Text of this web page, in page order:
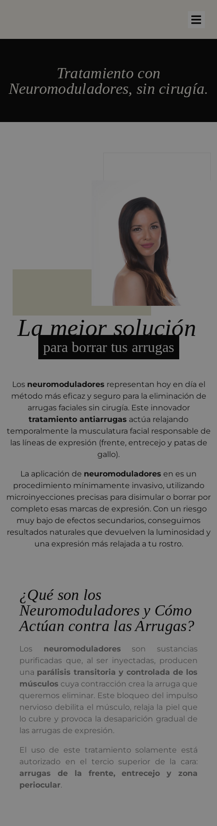
Tratamiento con
Neuromoduladores, sin cirugía.
La mejor solución
para borrar tus arrugas
Los neuromoduladores representan hoy en día el
método más eficaz y seguro para la eliminación de
arrugas faciales sin cirugía. Este innovador
tratamiento antiarrugas actúa relajando
temporalmente la musculatura facial responsable de
las líneas de expresión (frente, entrecejo y patas de
gallo).
La aplicación de neuromoduladores en es un
procedimiento mínimamente invasivo, utilizando
microinyecciones precisas para disimular o borrar por
completo esas marcas de expresión. Con un riesgo
muy bajo de efectos secundarios, conseguimos
resultados naturales que devuelven la luminosidad y
una expresión más relajada a tu rostro.
¿Qué son los
Neuromoduladores y Cómo
Actúan contra las Arrugas?
Los neuromoduladores son sustancias
purificadas que, al ser inyectadas, producen
una parálisis transitoria y controlada de los
músculos cuya contracción crea la arruga que
queremos eliminar. Este bloqueo del impulso
nervioso debilita el músculo, relaja la piel que
lo cubre y provoca la desaparición gradual de
las arrugas de expresión.
El uso de este tratamiento solamente está
autorizado en el tercio superior de la cara:
arrugas de la frente, entrecejo y zona
periocular.